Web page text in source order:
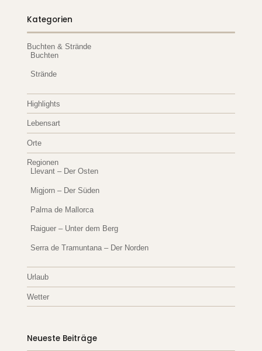
Kategorien
Buchten & Strände
Buchten
Strände
Highlights
Lebensart
Orte
Regionen
Llevant – Der Osten
Migjorn – Der Süden
Palma de Mallorca
Raiguer – Unter dem Berg
Serra de Tramuntana – Der Norden
Urlaub
Wetter
Neueste Beiträge